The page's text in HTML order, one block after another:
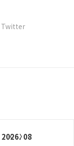
Twitter
2026. 08